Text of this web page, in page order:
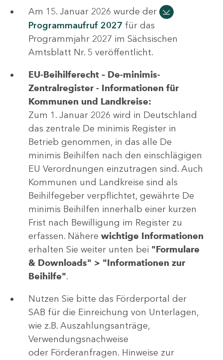
Am 15. Januar 2026 wurde der
Programmaufruf 2027 für das
Programmjahr 2027 im Sächsischen
Amtsblatt Nr. 5 veröffentlicht.
EU-Beihilferecht – De-minimis-
Zentralregister - Informationen für
Kommunen und Landkreise:
Zum 1. Januar 2026 wird in Deutschland
das zentrale De minimis Register in
Betrieb genommen, in das alle De
minimis Beihilfen nach den einschlägigen
EU Verordnungen einzutragen sind. Auch
Kommunen und Landkreise sind als
Beihilfegeber verpflichtet, gewährte De
minimis Beihilfen innerhalb einer kurzen
Frist nach Bewilligung im Register zu
erfassen. Nähere wichtige Informationen
erhalten Sie weiter unten bei "Formulare
& Downloads" > "Informationen zur
Beihilfe".
Nutzen Sie bitte das Förderportal der
SAB für die Einreichung von Unterlagen,
wie z.B. Auszahlungsanträge,
Verwendungsnachweise
oder Förderanfragen. Hinweise zur